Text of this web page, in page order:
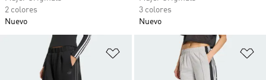
2 colores
Nuevo
3 colores
Nuevo
Añadir a la lista de deseos